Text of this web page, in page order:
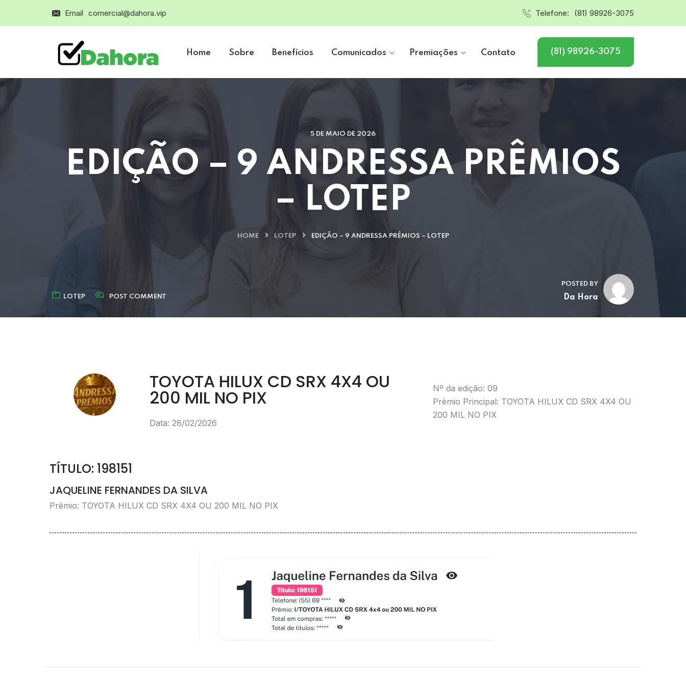
Email comercial@dahora.vip Telefone: (81) 98926-3075
Home Sobre Benefícios Comunicados Premiações Contato (81) 98926-3075
5 DE MAIO DE 2026
EDIÇÃO – 9 ANDRESSA PRÊMIOS
– LOTEP
HOME LOTEP EDIÇÃO – 9 ANDRESSA PRÊMIOS – LOTEP
LOTEP POST COMMENT
POSTED BY
Da Hora
TOYOTA HILUX CD SRX 4X4 OU
200 MIL NO PIX
Data: 28/02/2026
Nº da edição: 09
Prêmio Principal: TOYOTA HILUX CD SRX 4X4 OU
200 MIL NO PIX
TÍTULO: 198151
JAQUELINE FERNANDES DA SILVA
Prêmio: TOYOTA HILUX CD SRX 4X4 OU 200 MIL NO PIX